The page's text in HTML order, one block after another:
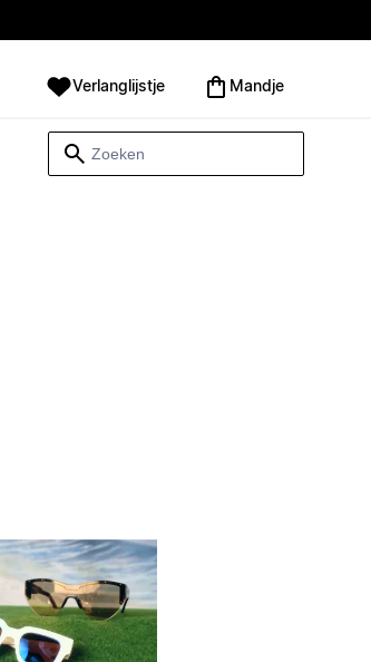
Verlanglijstje Mandje